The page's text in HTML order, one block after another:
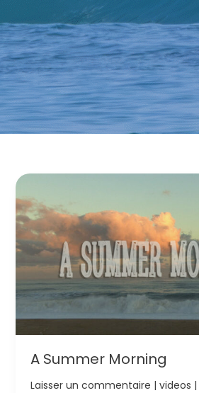
A Summer Morning
Laisser un commentaire | videos |